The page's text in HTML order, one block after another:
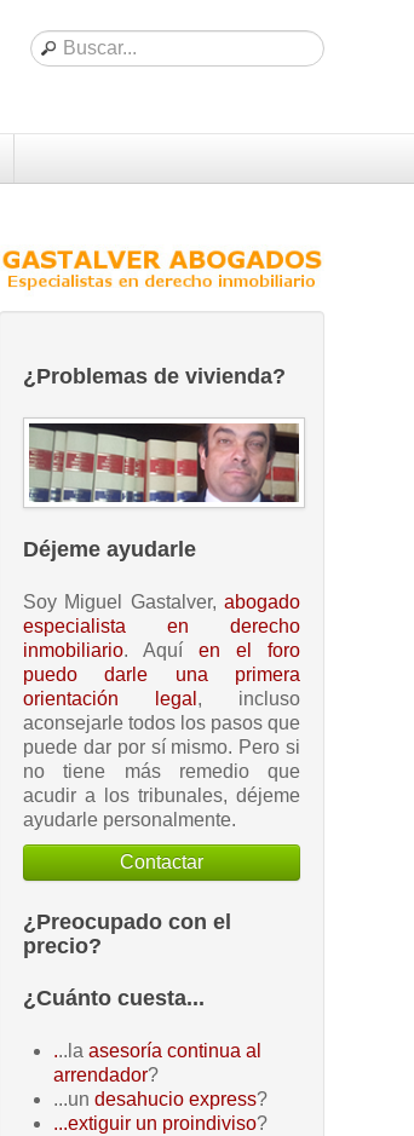
¿Problemas de vivienda?
Déjeme ayudarle
Soy Miguel Gastalver, abogado
especialista en derecho
inmobiliario. Aquí en el foro
puedo darle una primera
orientación legal , incluso
aconsejarle todos los pasos que
puede dar por sí mismo. Pero si
no tiene más remedio que
acudir a los tribunales, déjeme
ayudarle personalmente.
Contactar
¿Preocupado con el
precio?
¿Cuánto cuesta...
...la asesoría continua al
arrendador?
...un desahucio express?
...extiguir un proindiviso?